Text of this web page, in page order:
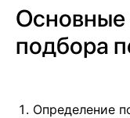
Основные
подбора
Определение